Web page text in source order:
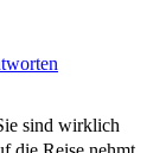
sind wirklich